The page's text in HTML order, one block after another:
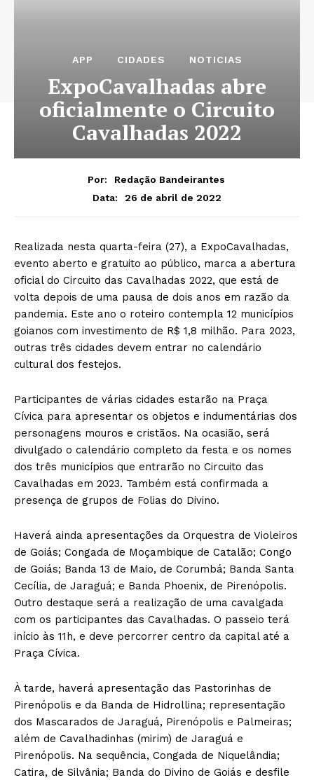
APP CIDADES NOTICIAS
ExpoCavalhadas abre
oficialmente o Circuito
Cavalhadas 2022
Por:
Redação Bandeirantes
Data:
26 de abril de 2022
Realizada nesta quarta-feira (27), a ExpoCavalhadas,
evento aberto e gratuito ao público, marca a abertura
oficial do Circuito das Cavalhadas 2022, que está de
volta depois de uma pausa de dois anos em razão da
pandemia. Este ano o roteiro contempla 12 municípios
goianos com investimento de R$ 1,8 milhão. Para 2023,
outras três cidades devem entrar no calendário
cultural dos festejos.
Participantes de várias cidades estarão na Praça
Cívica para apresentar os objetos e indumentárias dos
personagens mouros e cristãos. Na ocasião, será
divulgado o calendário completo da festa e os nomes
dos três municípios que entrarão no Circuito das
Cavalhadas em 2023. Também está confirmada a
presença de grupos de Folias do Divino.
Haverá ainda apresentações da Orquestra de Violeiros
de Goiás; Congada de Moçambique de Catalão; Congo
de Goiás; Banda 13 de Maio, de Corumbá; Banda Santa
Cecília, de Jaraguá; e Banda Phoenix, de Pirenópolis.
Outro destaque será a realização de uma cavalgada
com os participantes das Cavalhadas. O passeio terá
início às 11h, e deve percorrer centro da capital até a
Praça Cívica.
À tarde, haverá apresentação das Pastorinhas de
Pirenópolis e da Banda de Hidrollina; representação
dos Mascarados de Jaraguá, Pirenópolis e Palmeiras;
além de Cavalhadinhas (mirim) de Jaraguá e
Pirenópolis. Na sequência, Congada de Niquelândia;
Catira, de Silvânia; Banda do Divino de Goiás e desfile